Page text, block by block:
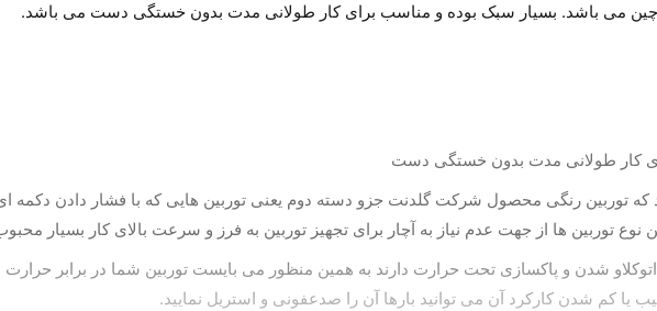
می باشد. بسیار سبک بوده و مناسب برای کار طولانی مدت بدون خستگی دست می باشد.
کار طولانی مدت بدون خستگی دست
نوع توربین ها از جهت عدم نیاز به آچار برای تجهیز توربین به فرز و سرعت بالای کار بسیار
اتوکلاو شدن و پاکسازی تحت حرارت دارند به همین منظور می بایست توربین شما در برابر
کم شدن کارکرد آن می توانید بارها آن را صدعفونی و استریل نمایید.